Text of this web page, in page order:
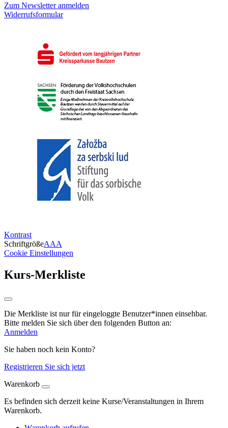
Zum Newsletter anmelden
Widerrufsformular
Kontrast
SchriftgrößeAAA
Cookie Einstellungen
Kurs-Merkliste
Die Merkliste ist nur für eingeloggte Benutzer*innen einsehbar.
Bitte melden Sie sich über den folgenden Button an:
Anmelden
Sie haben noch kein Konto?
Registrieren Sie sich jetzt
Warenkorb
Es befinden sich derzeit keine Kurse/Veranstaltungen in Ihrem
Warenkorb.